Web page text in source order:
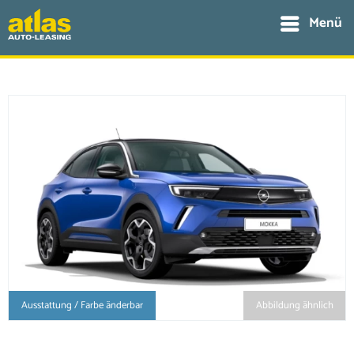
Menü
Abbildung ähnlich
Ausstattung / Farbe änderbar